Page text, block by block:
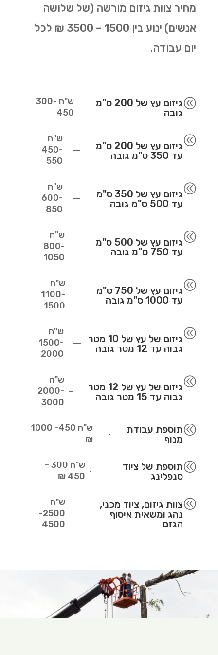
מחיר צוות גיזום מורשה (של שלושה
אנשים) ינוע בין 1500 – 3500 ₪ לכל
יום עבודה.
@
גיזום עץ של 200 ס"מ
גובה
ש"ח 300-
450
@
גיזום עץ של 200 ס"מ
עד 350 ס"מ גובה
ש"ח
450-
550
@
גיזום עץ של 350 ס"מ
עד 500 ס"מ גובה
ש"ח
600-
850
@
גיזום עץ של 500 ס"מ
עד 750 ס"מ גובה
ש"ח
800-
1050
@
גיזום עץ של 750 ס"מ
עד 1000 ס"מ גובה
ש"ח
1100-
1500
@
גיזום של עץ של 10 מטר
גבוה עד 12 מטר גובה
ש"ח
1500-
2000
@
גיזום של עץ של 12 מטר
גבוה עד 15 מטר גובה
ש"ח
2000-
3000
@תוספת עבודת
מנוף
ש"ח
450- 1000
₪
@תוספת של ציוד
סנפלינג
ש"ח
300 –
450 ₪
@צוות גיזום, ציוד מכני,
נהג ומשאית איסוף
הגזם
ש"ח
2500-
4500